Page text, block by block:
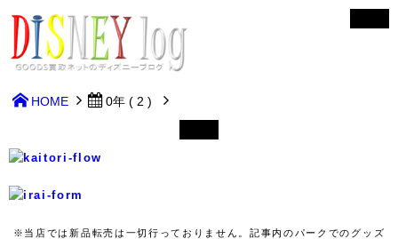
HOME 0年 ( 2 )
※当店では新品転売は一切行っておりません。記事内のパークでのグッズ